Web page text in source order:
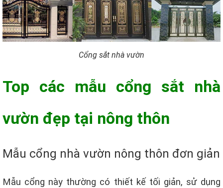
Cổng sắt nhà vườn
Top các mẫu cổng sắt nhà
vườn đẹp tại nông thôn
Mẫu cổng nhà vườn nông thôn đơn giản
Mẫu cổng này thường có thiết kế tối giản, sử dụng